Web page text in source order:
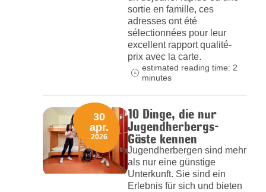
sortie en famille, ces
adresses ont été
sélectionnées pour leur
excellent rapport qualité-
prix avec la carte.
estimated reading time: 2
minutes
10 Dinge, die nur
Jugendherbergs-
Gäste kennen
Jugendherbergen sind mehr
als nur eine günstige
Unterkunft. Sie sind ein
Erlebnis für sich und bieten
30
apr.
2026